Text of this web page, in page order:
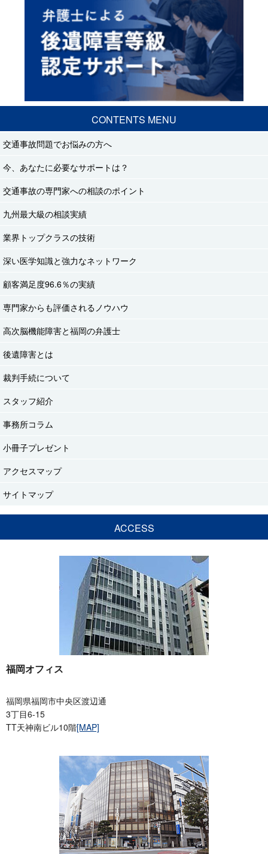
CONTENTS MENU
交通事故問題でお悩みの方へ
今、あなたに必要なサポートは？
交通事故の専門家への相談のポイント
九州最大級の相談実績
業界トップクラスの技術
深い医学知識と強力なネットワーク
顧客満足度96.6％の実績
専門家からも評価されるノウハウ
高次脳機能障害と福岡の弁護士
後遺障害とは
裁判手続について
スタッフ紹介
事務所コラム
小冊子プレゼント
アクセスマップ
サイトマップ
ACCESS
福岡オフィス
福岡県福岡市中央区渡辺通
3丁目6-15
TT天神南ビル10階[MAP]